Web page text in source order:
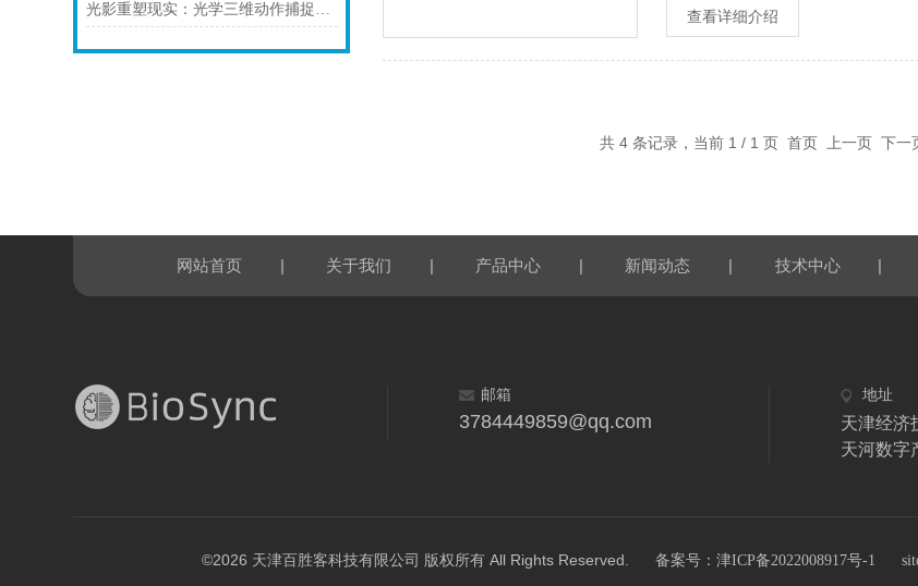
光影重塑现实：光学三维动作捕捉系统的技术演进与未来图景 查看详细介绍
共 4 条记录，当前 1 / 1 页 首页 上一页 下
网站首页 | 关于我们 | 产品中心 | 新闻动态 | 技术中心 |
邮箱
3784449859@qq.com
地址
天津经济
天河数字
©2026 天津百胜客科技有限公司 版权所有 All Rights Reserved. 备案号：津ICP备2022008917号-1